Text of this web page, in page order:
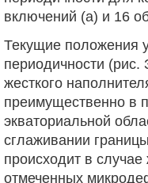
включений (а) и 16
Текущие положения
периодичности (рис.
жесткого
преимущественно в
экваториальной
сглаживании
происходит в
отмеченных